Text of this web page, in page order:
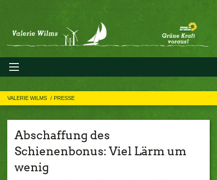
VALERIE WILMS PRESSE
Abschaffung des
Schienenbonus: Viel Lärm um
wenig